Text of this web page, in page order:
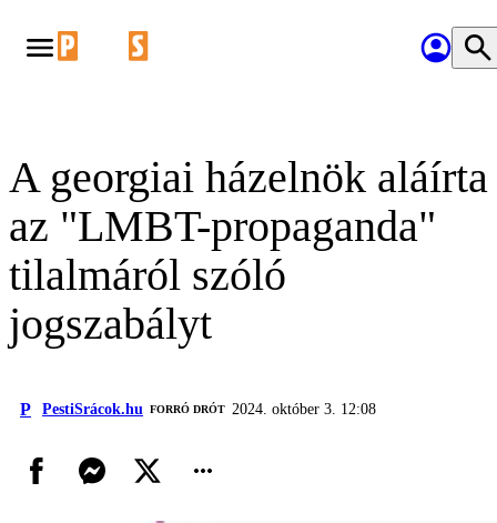
A georgiai házelnök aláírta
az "LMBT-propaganda"
tilalmáról szóló
jogszabályt
P PestiSrácok.hu FORRÓ DRÓT 2024. október 3. 12:08